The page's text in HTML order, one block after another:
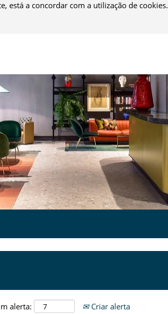
está a concordar com a utilização de cookies.
alerta: Criar alerta